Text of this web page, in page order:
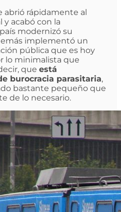
abrió rápidamente al
acabó con la
modernizó su
implementó un
pública que es hoy
lo minimalista que
que está
burocracia parasitaria,
bastante pequeño que
de lo necesario.